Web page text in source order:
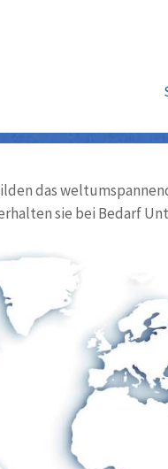
das
sie bei Bedarf